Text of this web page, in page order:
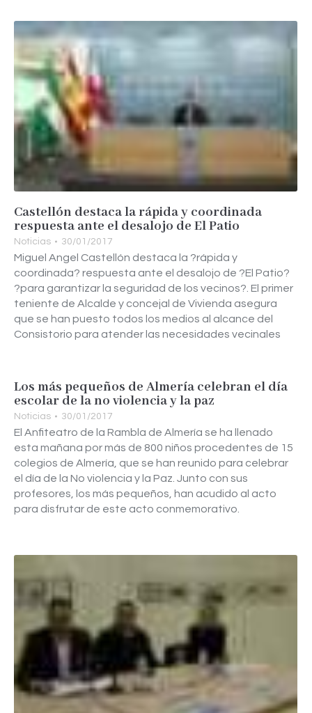
Castellón destaca la rápida y coordinada
respuesta ante el desalojo de El Patio
Noticias 30/01/2017
Miguel Angel Castellón destaca la ?rápida y
coordinada? respuesta ante el desalojo de ?El Patio?
?para garantizar la seguridad de los vecinos?. El primer
teniente de Alcalde y concejal de Vivienda asegura
que se han puesto todos los medios al alcance del
Consistorio para atender las necesidades vecinales
Los más pequeños de Almería celebran el día
escolar de la no violencia y la paz
Noticias 30/01/2017
El Anfiteatro de la Rambla de Almería se ha llenado
esta mañana por más de 800 niños procedentes de 15
colegios de Almería, que se han reunido para celebrar
el día de la No violencia y la Paz. Junto con sus
profesores, los más pequeños, han acudido al acto
para disfrutar de este acto conmemorativo.